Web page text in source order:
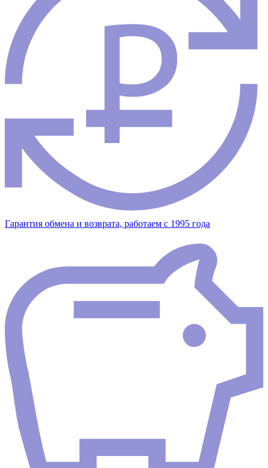
Гарантия обмена и возврата, работаем с 1995 года